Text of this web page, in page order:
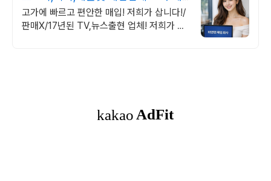
입 회사
고가에 빠르고 편안한 매입! 저희가 삽니다!/
판매X/17년된 TV,뉴스출현 업체! 저희가 고